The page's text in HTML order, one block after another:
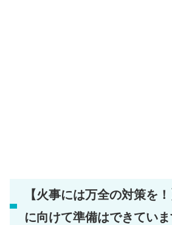
【火事には万全の対策を
に向けて準備はできていま